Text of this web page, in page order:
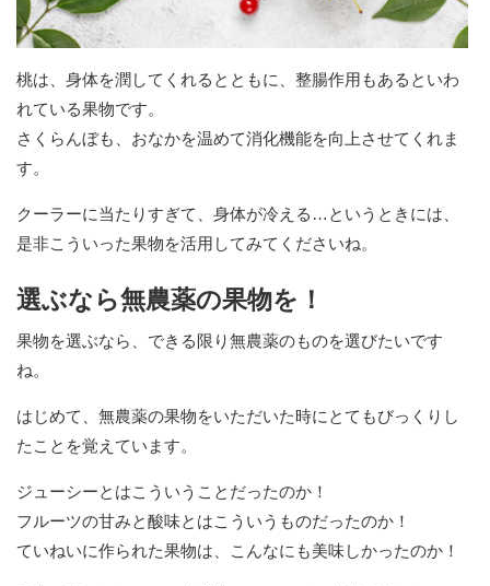
桃は、身体を潤してくれるとともに、整腸作用もあるといわ
れている果物です。
さくらんぼも、おなかを温めて消化機能を向上させてくれま
す。
クーラーに当たりすぎて、身体が冷える…というときには、
是非こういった果物を活用してみてくださいね。
選ぶなら無農薬の果物を！
果物を選ぶなら、できる限り無農薬のものを選びたいです
ね。
はじめて、無農薬の果物をいただいた時にとてもびっくりし
たことを覚えています。
ジューシーとはこういうことだったのか！
フルーツの甘みと酸味とはこういうものだったのか！
ていねいに作られた果物は、こんなにも美味しかったのか！